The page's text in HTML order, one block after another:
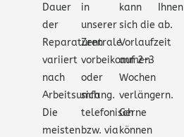
Dauer
der
Reparaturen
variiert
nach
Arbeitsumfang.
Die
meisten
in
unserer
Zentrale
vorbeikommen
oder
sich
telefonisch
bzw. via
kann
sich die
Vorlaufzeit
auf 2-3
Wochen
verlängern.
Gerne
können
Ihnen
ab.